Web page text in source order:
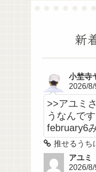
新
小埜寺
2026/
>>アユミ
うなんで
february6
推せるう
アユミ
2026/